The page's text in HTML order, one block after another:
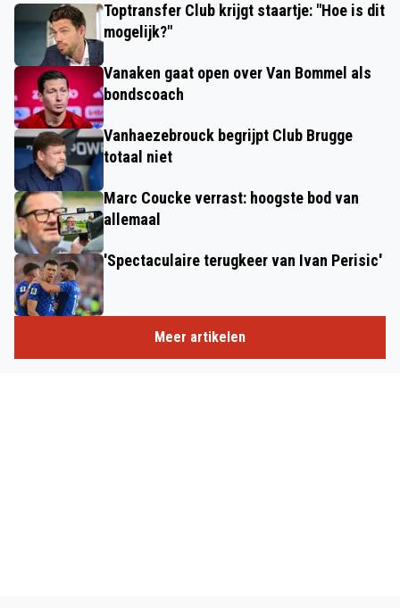
Toptransfer Club krijgt staartje: "Hoe is dit
mogelijk?"
Vanaken gaat open over Van Bommel als
bondscoach
Vanhaezebrouck begrijpt Club Brugge
totaal niet
Marc Coucke verrast: hoogste bod van
allemaal
'Spectaculaire terugkeer van Ivan Perisic'
Meer artikelen